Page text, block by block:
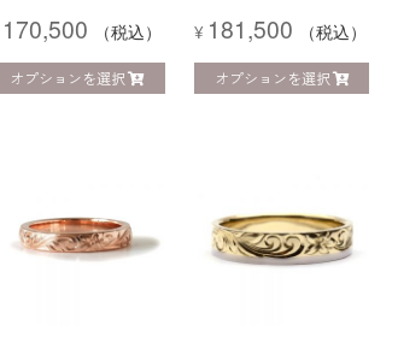
170,500 （税込）
オプションを選択
¥ 181,500 （税込）
オプションを選択